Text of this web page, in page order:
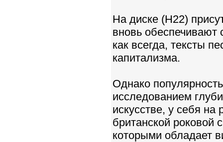
На диске (Н22)
вновь обеспечивают
как всегда, тексты
капитализма.
Однако
исследованием
искусстве, у себя
британской роковой
которыми обладает